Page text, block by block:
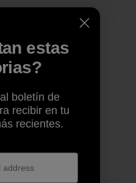
estas
boletín de
recibir en tu
recientes.